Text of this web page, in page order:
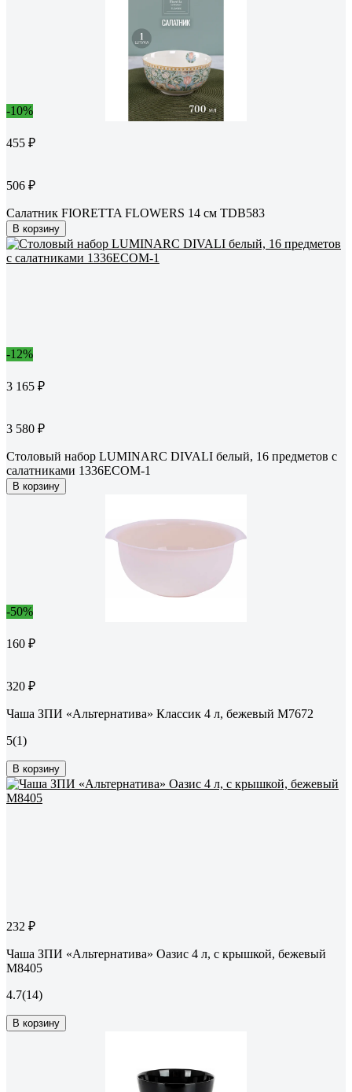
-10%
455 ₽
506 ₽
Салатник FIORETTA FLOWERS 14 см TDB583
В корзину
-12%
3 165 ₽
3 580 ₽
Столовый набор LUMINARC DIVALI белый, 16 предметов с
салатниками 1336ECOM-1
В корзину
-50%
160 ₽
320 ₽
Чаша ЗПИ «Альтернатива» Классик 4 л, бежевый М7672
5(1)
В корзину
232 ₽
Чаша ЗПИ «Альтернатива» Оазис 4 л, с крышкой, бежевый
М8405
4.7(14)
В корзину